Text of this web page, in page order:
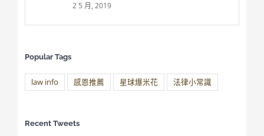
2 5 月, 2019
Popular Tags
law info 感恩推薦 星球爆米花 法律小常識
Recent Tweets